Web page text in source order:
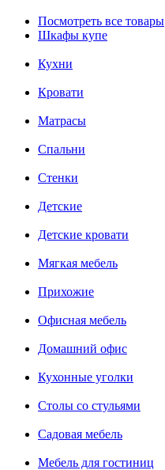
Посмотреть все товары
Шкафы купе
Кухни
Кровати
Матрасы
Cпальни
Стенки
Детские
Детские кровати
Мягкая мебель
Прихожие
Офисная мебель
Домашний офис
Кухонные уголки
Столы со стульями
Садовая мебель
Мебель для гостиниц